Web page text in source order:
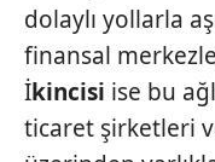
dolaylı yollarla
finansal
İkincisi ise bu
ticaret şirketleri